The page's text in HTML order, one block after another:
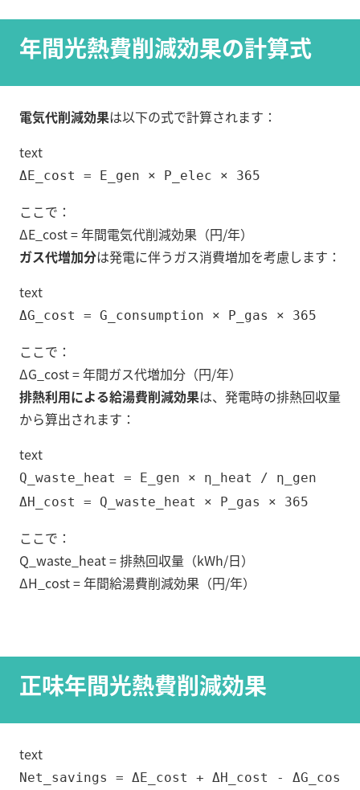
年間光熱費削減効果の計算式
電気代削減効果は以下の式で計算されます：
text
ΔE_cost = E_gen × P_elec × 365
ここで：
ΔE_cost = 年間電気代削減効果（円/年）
ガス代増加分は発電に伴うガス消費増加を考慮します：
text
ΔG_cost = G_consumption × P_gas × 365
ここで：
ΔG_cost = 年間ガス代増加分（円/年）
排熱利用による給湯費削減効果は、発電時の排熱回収量
から算出されます：
text
Q_waste_heat = E_gen × η_heat / η_gen
ΔH_cost = Q_waste_heat × P_gas × 365
ここで：
Q_waste_heat = 排熱回収量（kWh/日）
ΔH_cost = 年間給湯費削減効果（円/年）
正味年間光熱費削減効果
text
Net_savings = ΔE_cost + ΔH_cost - ΔG_cos